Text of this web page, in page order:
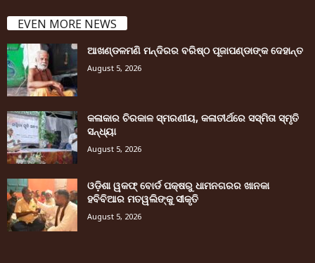
EVEN MORE NEWS
ଆଖଣ୍ଡଳମଣି ମନ୍ଦିରର ବରିଷ୍ଠ ପୂଜାପଣ୍ଡାଙ୍କ ଦେହାନ୍ତ
August 5, 2026
କଳାକାର ଚିରକାଳ ସ୍ମରଣୀୟ, କଳାତୀର୍ଥରେ ସସ୍ମିତା ସ୍ମୃତି
ସନ୍ଧ୍ୟା
August 5, 2026
ଓଡ଼ିଶା ୱକଫ୍ ବୋର୍ଡ ପକ୍ଷରୁ ଧାମନଗରର ଖାନକା
ହବିବିଆର ମତୱଲିଙ୍କୁ ସୀକୃତି
August 5, 2026